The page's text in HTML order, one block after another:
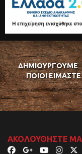
ΔΗΜΙΟΥΡΓΟΎΜΕ
ΠΟΙΟΊ ΕΊΜΑΣΤΕ
ΑΚΟΛΟΥΘΉΣΤΕ